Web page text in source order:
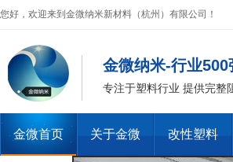
您好，欢迎来到金微纳米新材料（杭州）有限公司！
金微纳米-行业
专注于塑料行业 提供完整
金微首页 关于金微 改性塑料